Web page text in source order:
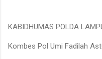
KABIDHUMAS POLDA
Kombes Pol Umi Fadilah